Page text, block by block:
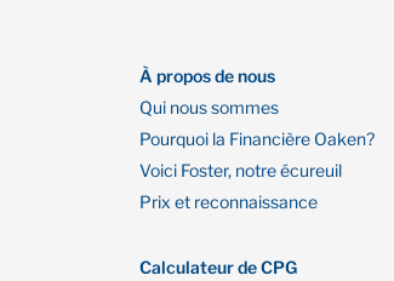
À propos de nous
Qui nous sommes
Pourquoi la Financière Oaken?
Voici Foster, notre écureuil
Prix et reconnaissance
Calculateur de CPG